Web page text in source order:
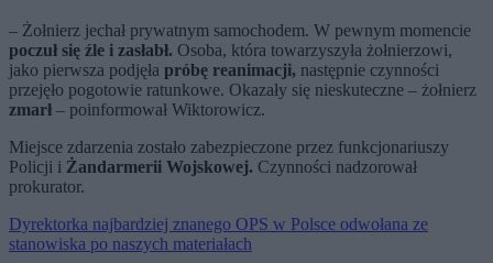
– Żołnierz jechał prywatnym samochodem. W pewnym momencie
poczuł się źle i zasłabł. Osoba, która towarzyszyła żołnierzowi,
jako pierwsza podjęła próbę reanimacji, następnie czynności
przejęło pogotowie ratunkowe. Okazały się nieskuteczne – żołnierz
zmarł – poinformował Wiktorowicz.
Miejsce zdarzenia zostało zabezpieczone przez funkcjonariuszy
Policji i Żandarmerii Wojskowej. Czynności nadzorował
prokurator.
Dyrektorka najbardziej znanego OPS w Polsce odwołana ze
stanowiska po naszych materiałach